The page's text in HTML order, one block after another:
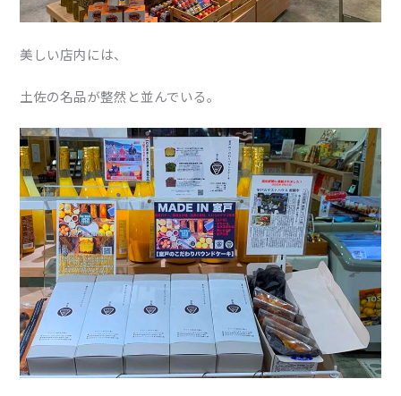
美しい店内には、
土佐の名品が整然と並んでいる。